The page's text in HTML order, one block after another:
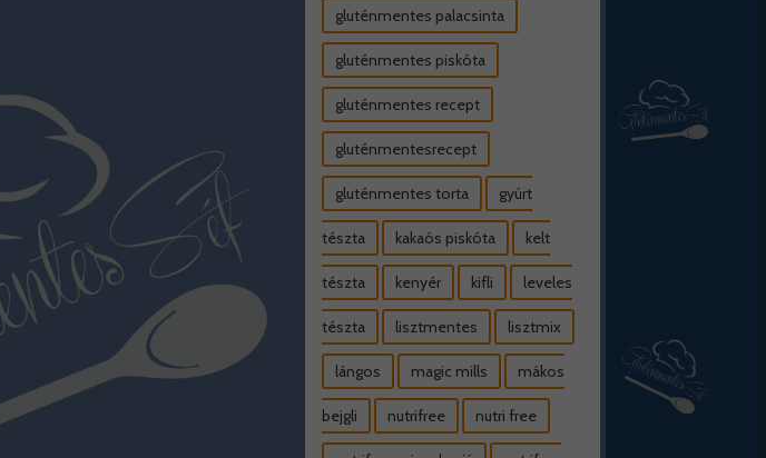
gluténmentes palacsinta
gluténmentes piskóta
gluténmentes recept
gluténmentesrecept
gluténmentes torta gyúrt
tészta kakaós piskóta kelt
tészta kenyér kifli leveles
tészta lisztmentes lisztmix
lángos magic mills mákos
bejgli nutrifree nutri free